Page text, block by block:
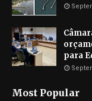
para
Most Popular